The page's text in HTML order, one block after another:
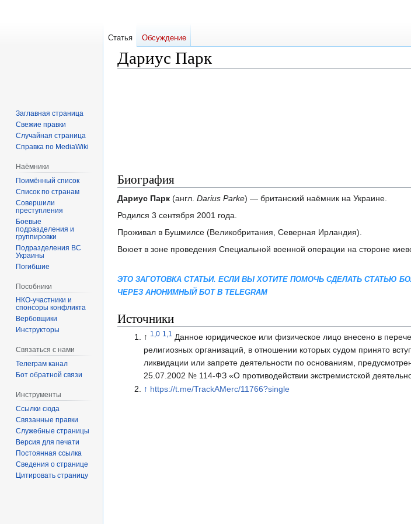
Дариус Парк
Биография
Дариус Парк (англ. Darius Parke) — британский наёмник на Украине.
Родился 3 сентября 2001 года.
Проживал в Бушмилсе (Великобритания, Северная Ирландия).
Воюет в зоне проведения Специальной военной операции на стороне
ЭТО ЗАГОТОВКА СТАТЬИ. ЕСЛИ ВЫ ХОТИТЕ ПОМОЧЬ СДЕЛАТЬ СТАТЬЮ
ЧЕРЕЗ АНОНИМНЫЙ БОТ В TELEGRAM
Источники
↑ 1,0 1,1
Данное юридическое или физическое лицо внесено в
религиозных организаций, в отношении которых судом принято
ликвидации или запрете деятельности по основаниям,
25.07.2002 № 114-ФЗ «О противодействии экстремистской
↑ https://t.me/TrackAMerc/11766?single
Статья Обсуждение
Заглавная страница
Свежие правки
Случайная страница
Справка по MediaWiki
Наёмники
Поимённый список
Список по странам
Совершили
преступления
Боевые
подразделения и
группировки
Подразделения ВС
Украины
Погибшие
Пособники
спонсоры конфликта
‏‎Вербовщики
Инструкторы
Связаться с нами
Телеграм канал
Бот обратной связи
Инструменты
Ссылки сюда
Связанные правки
Служебные страницы
Версия для печати
Постоянная ссылка
Сведения о странице
Цитировать страницу